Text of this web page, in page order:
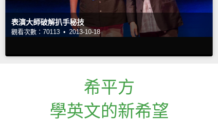
表演大師破解扒手秘技
觀看次數：70113 • 2013-10-18
希平方
學英文的新希望